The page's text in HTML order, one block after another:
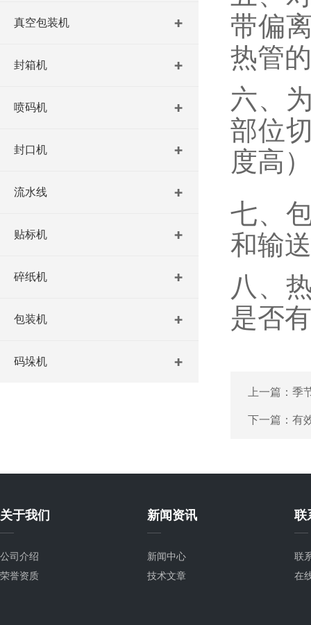
真空包装机
封箱机
喷码机
封口机
流水线
贴标机
碎纸机
包装机
码垛机
带偏
热管
六、
部位
度高
七、
和输
八、
是否
上一篇： 季
下一篇： 有
关于我们
公司介绍
荣誉资质
新闻资讯
新闻中心
技术文章
联
联
在